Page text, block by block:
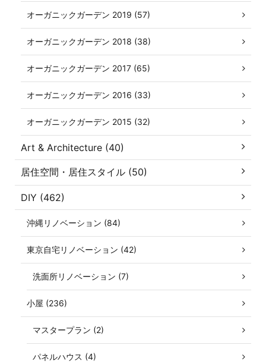
オーガニックガーデン 2019 (57)
オーガニックガーデン 2018 (38)
オーガニックガーデン 2017 (65)
オーガニックガーデン 2016 (33)
オーガニックガーデン 2015 (32)
Art & Architecture (40)
居住空間・居住スタイル (50)
DIY (462)
沖縄リノベーション (84)
東京自宅リノベーション (42)
洗面所リノベーション (7)
小屋 (236)
マスタープラン (2)
パネルハウス (4)